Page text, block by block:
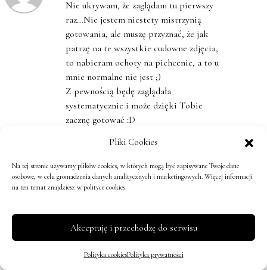
Pliki Cookies
Na tej stronie używamy plików cookies, w których mogą być zapisywane Twoje dane
osobowe, w celu gromadzenia danych analitycznych i marketingowych. Więcej informacji
na ten temat znajdziesz w polityce cookies.
Akceptuję i przechodzę do serwisu
Polityka cookiesPolityka prywatności
Nie ukrywam, że zaglądam tu pierwszy
raz…Nie jestem niestety mistrzynią
gotowania, ale muszę przyznać, że jak
patrzę na te wszystkie cudowne zdjęcia,
to nabieram ochoty na pichcenie, a to u
mnie normalne nie jest ;)
Z pewnością będę zaglądała
systematycznie i może dzięki Tobie
zacznę gotować :D
http://www.matka-polka.com
Odpowiedz
Zosia,12 lat temu
Super! Dziękuję zatem za
odwiedziny! Bardzo mi miło!